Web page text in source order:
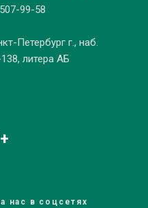
99-58
Петербург г., наб.
литера АБ
нас в соцсетях